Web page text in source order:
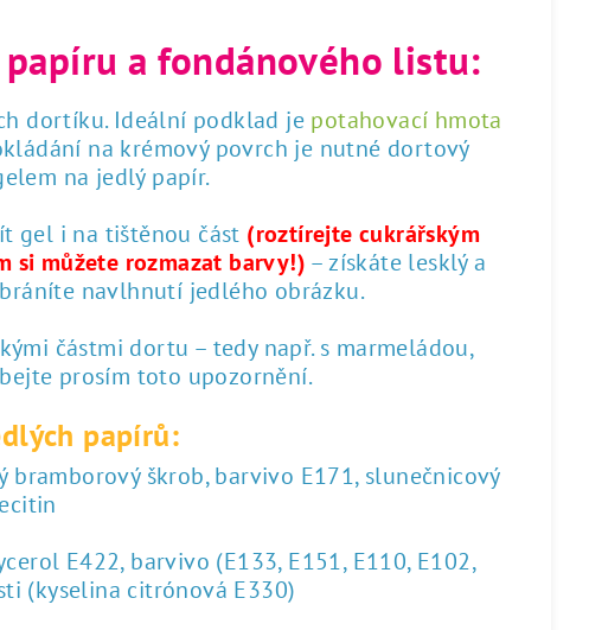
a fondánového listu:
dortíku. Ideální podklad je potahovací hmota
na krémový povrch je nutné dortový
na jedlý papír.
gel i na tištěnou část (roztírejte cukrářským
si můžete rozmazat barvy!) – získáte lesklý a
navlhnutí jedlého obrázku.
částmi dortu – tedy např. s marmeládou,
prosím toto upozornění.
papírů:
škrob, barvivo E171, slunečnicový
E422, barvivo (E133, E151, E110, E102,
(kyselina citrónová E330)